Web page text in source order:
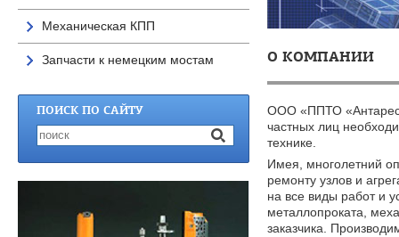
Механическая КПП
Запчасти к немецким мостам
ПОИСК ПО САЙТУ
О КОМПАНИИ
ООО «ППТО
частных лиц
технике.
Имея, многолетний
ремонту узлов и
на все виды работ и
металлопроката,
заказчика.